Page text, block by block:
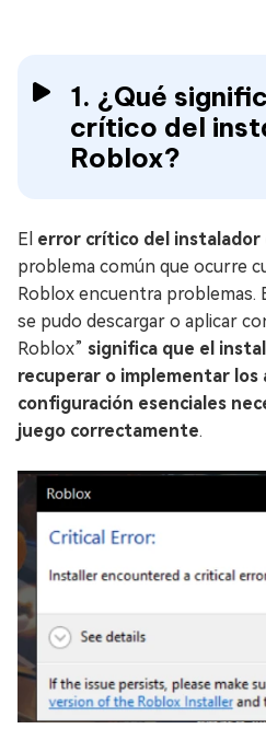
1. ¿Qué
crítico del
Roblox?
El error crítico del instalador
problema común que ocurre
Roblox encuentra problemas.
se pudo descargar o aplicar
Roblox” significa que el
recuperar o implementar los
configuración esenciales
juego correctamente.